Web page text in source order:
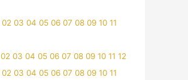
02 03 04 05 06 07 08 09 10 11
02 03 04 05 06 07 08 09 10 11 12
02 03 04 05 06 07 08 09 10 11